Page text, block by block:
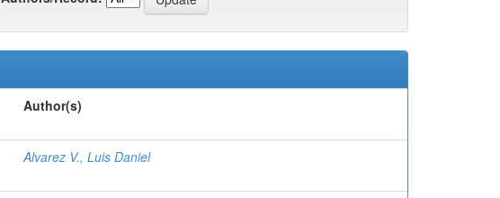
Author(s)
Alvarez V., Luis Daniel